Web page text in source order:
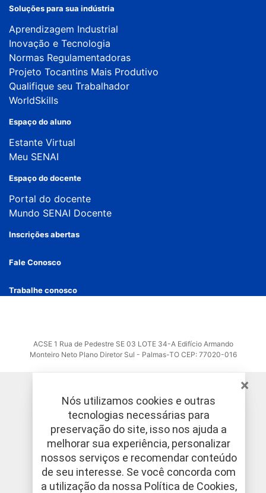
×
Nós utilizamos cookies e outras
tecnologias necessárias para
preservação do site, isso nos ajuda a
melhorar sua experiência, personalizar
nossos serviços e recomendar conteúdo
de seu interesse. Se você concorda com
a utilização da nossa Política de Cookies,
Soluções para sua indústria
Aprendizagem Industrial
Inovação e Tecnologia
Normas Regulamentadoras
Projeto Tocantins Mais Produtivo
Qualifique seu Trabalhador
WorldSkills
Espaço do aluno
Estante Virtual
Meu SENAI
Espaço do docente
Portal do docente
Mundo SENAI Docente
Inscrições abertas
Fale Conosco
Trabalhe conosco
ACSE 1 Rua de Pedestre SE 03 LOTE 34-A Edifício Armando
Monteiro Neto Plano Diretor Sul - Palmas-TO CEP: 77020-016